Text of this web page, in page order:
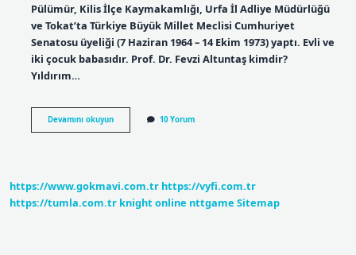
Pülümür, Kilis İlçe Kaymakamlığı, Urfa İl Adliye Müdürlüğü
ve Tokat’ta Türkiye Büyük Millet Meclisi Cumhuriyet
Senatosu üyeliği (7 Haziran 1964 – 14 Ekim 1973) yaptı. Evli ve
iki çocuk babasıdır. Prof. Dr. Fevzi Altuntaş kimdir?
Yıldırım…
Devamını okuyunAltuntaş
Nedir
10 Yorum
https://www.gokmavi.com.tr https://vyfi.com.tr
https://tumla.com.tr knight online nttgame Sitemap